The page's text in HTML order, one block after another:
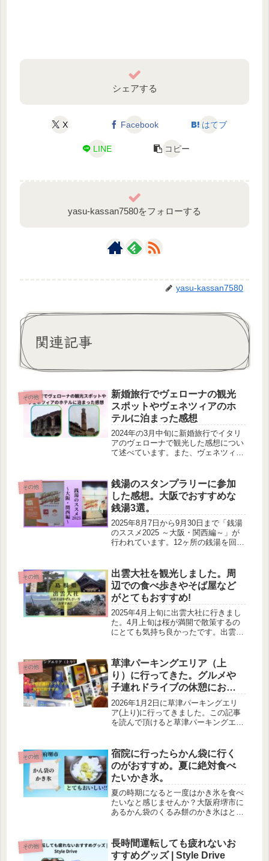
シェアする
X Facebook はてブ
LINE コピー
yasu-kassan7580をフォローする
yasu-kassan7580
関連記事
その他
新婚旅行でヴェローナの観光
スポットやヴェネツィアのホ
テルに泊まった感想
2024年の3月中旬に新婚旅行でイタリ
アのヴェローナで観光した感想につい
て述べています。また、ヴェネツィア
泊しました。ホテルについても執筆し
ています。
その他
銭湯のスタンプラリーに参加
した感想。大阪でおすすめな
銭湯3選。
2025年8月7日から9月30日まで「銭湯
のススメ2025 ～大阪・関西編～」が
行われています。12ヶ所の銭湯を回っ
けると少しは参考になります。
その他
出雲大社を観光しました。周
辺での食べ歩きやそば屋など
がとてもおすすめ!
2025年4月上旬に出雲大社に行きまし
た。4月上旬は桜が満開で散策するの
にとても気持ち良かったです。出雲そ
その他
草津パーキングエリア（上
り）に行ってきた。グルメや
子連れドライブの休憩におす
すめ
2026年1月2日に草津パーキングエリ
ア(上り)に行ってきました。この記事
を読んで頂けると草津パーキングエリ
その他
宿院に行ったらかん袋に行く
のがおすすめ。夏に絶対食べ
たいかき氷。
夏の時期になると一度はかき氷を食べ
たいなと感じませんか？大阪府堺市に
あるかん袋のくるみ餅のかき氷はとて
うか。
その他
長時間運転しても疲れないお
すすめグッズ | Style Drive